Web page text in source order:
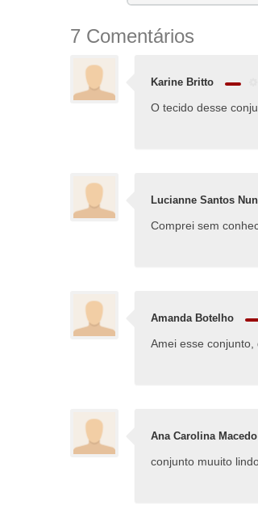
7 Comentários
Karine Britto
O tecido desse
Lucianne Santos
Comprei sem
Amanda Botelho
Amei esse
Ana Carolina Macedo
conjunto muuito